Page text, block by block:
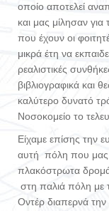
οποίο αποτελεί
και μας μίλησαν
που έχουν οι
μικρά έτη να
ρεαλιστικές
βιβλιογραφικά και
καλύτερο δυνατό
Νοσοκομείο το
Είχαμε επίσης την
αυτή πόλη που μας
πλακόστρωτα
στη παλιά πόλη με
Οντέρ διαπερνά την